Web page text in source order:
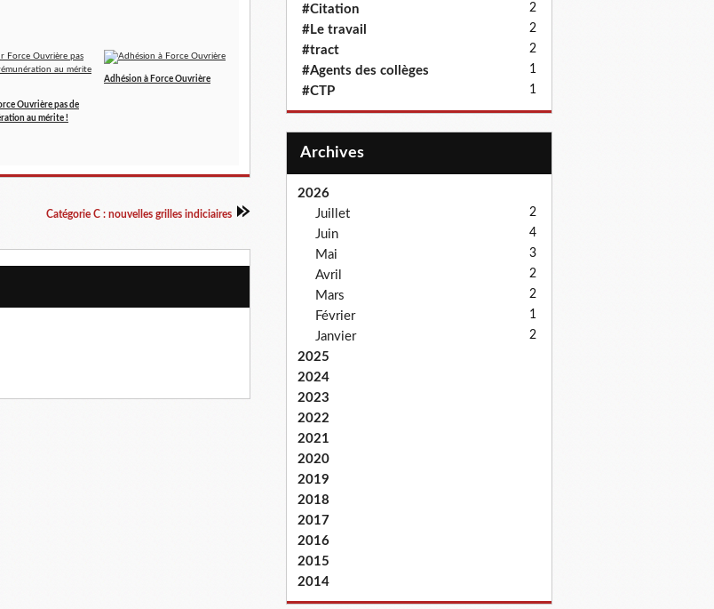
Ouvrière pas de
au mérite !
Adhésion à Force Ouvrière
Catégorie C : nouvelles grilles indiciaires
#Citation 2
#Le travail 2
#tract 2
#Agents des collèges 1
#CTP 1
Archives
2026
Juillet
2
Juin 4
Mai 3
Avril 2
Mars 2
Février 1
Janvier 2
2025
2024
2023
2022
2021
2020
2019
2018
2017
2016
2015
2014